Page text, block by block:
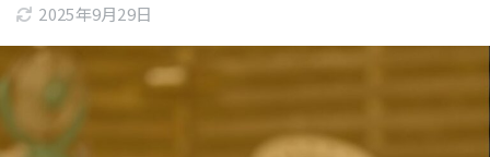
2025年9月29日